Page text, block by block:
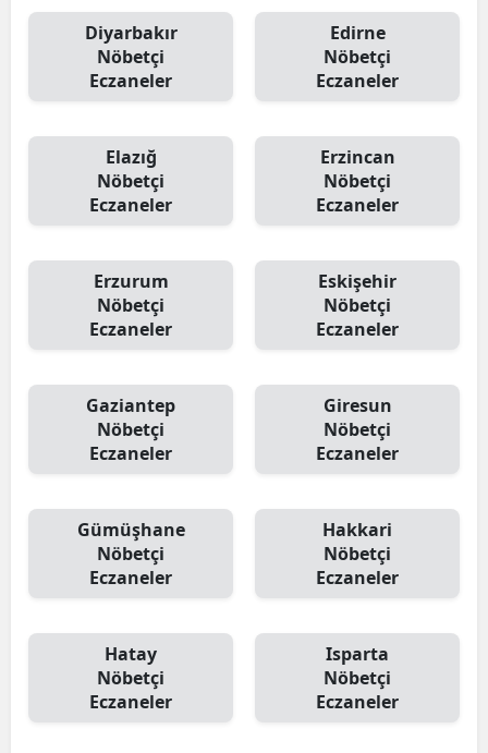
Diyarbakır
Nöbetçi
Eczaneler
Edirne
Nöbetçi
Eczaneler
Elazığ
Nöbetçi
Eczaneler
Erzincan
Nöbetçi
Eczaneler
Erzurum
Nöbetçi
Eczaneler
Eskişehir
Nöbetçi
Eczaneler
Gaziantep
Nöbetçi
Eczaneler
Giresun
Nöbetçi
Eczaneler
Gümüşhane
Nöbetçi
Eczaneler
Hakkari
Nöbetçi
Eczaneler
Hatay
Nöbetçi
Eczaneler
Isparta
Nöbetçi
Eczaneler